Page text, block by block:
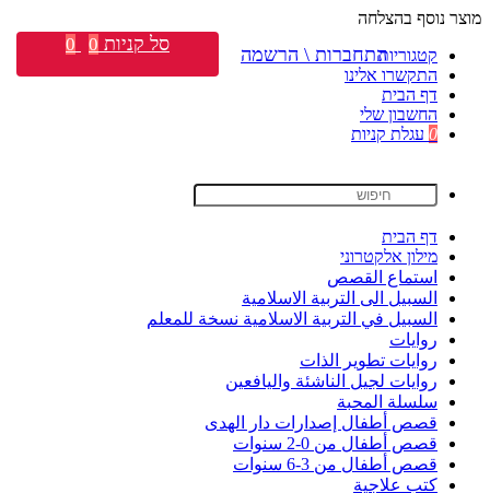
מוצר נוסף בהצלחה
קטגוריות
התקשרו אלינו
דף הבית
החשבון שלי
0 עגלת קניות
דף הבית
מילון אלקטרוני
استماع القصص
السبيل الى التربية الاسلامية
السبيل في التربية الاسلامية نسخة للمعلم
روايات
روايات تطوير الذات
روايات لجيل الناشئة واليافعين
سلسلة المحبة
قصص أطفال إصدارات دار الهدى
قصص أطفال من 0-2 سنوات
قصص أطفال من 3-6 سنوات
كتب علاجية
התחברות \ הרשמה סל קניות 0
0